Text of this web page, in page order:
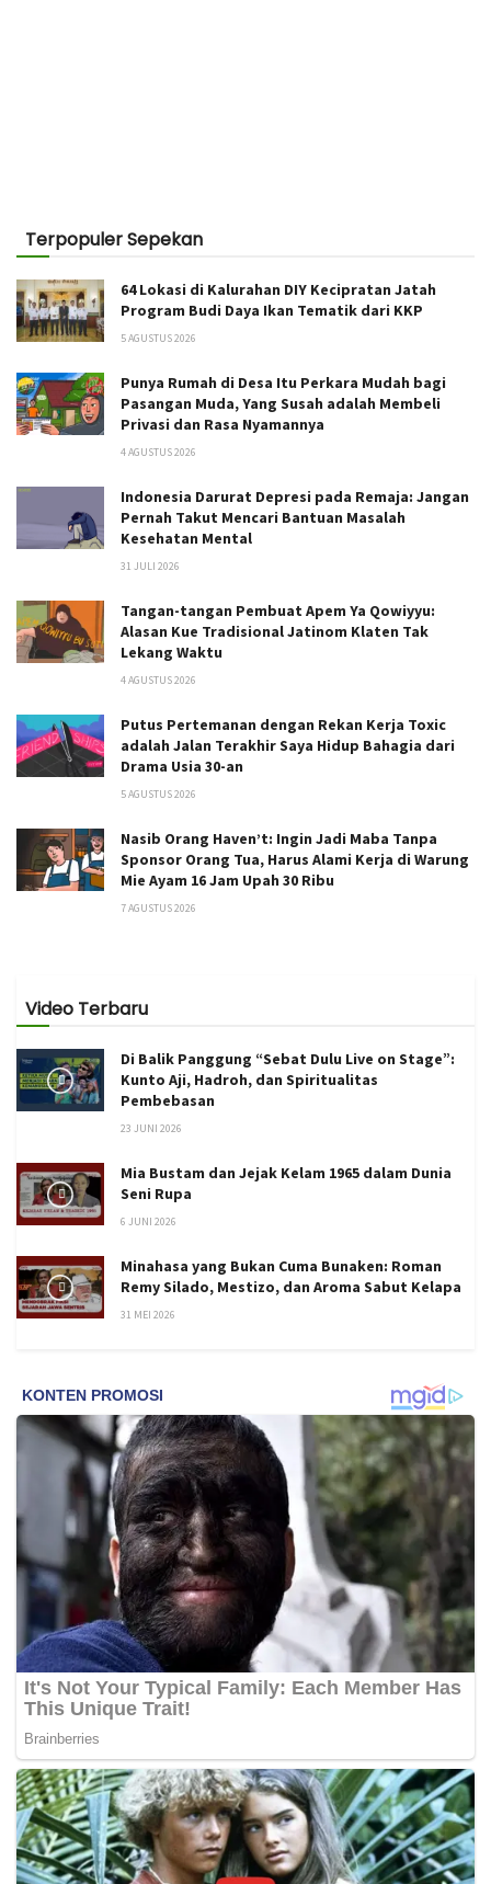
Terpopuler Sepekan
64 Lokasi di Kalurahan DIY Kecipratan Jatah
Program Budi Daya Ikan Tematik dari KKP
5 AGUSTUS 2026
Punya Rumah di Desa Itu Perkara Mudah bagi
Pasangan Muda, Yang Susah adalah Membeli
Privasi dan Rasa Nyamannya
4 AGUSTUS 2026
Indonesia Darurat Depresi pada Remaja: Jangan
Pernah Takut Mencari Bantuan Masalah
Kesehatan Mental
31 JULI 2026
Tangan-tangan Pembuat Apem Ya Qowiyyu:
Alasan Kue Tradisional Jatinom Klaten Tak
Lekang Waktu
4 AGUSTUS 2026
Putus Pertemanan dengan Rekan Kerja Toxic
adalah Jalan Terakhir Saya Hidup Bahagia dari
Drama Usia 30-an
5 AGUSTUS 2026
Nasib Orang Haven’t: Ingin Jadi Maba Tanpa
Sponsor Orang Tua, Harus Alami Kerja di Warung
Mie Ayam 16 Jam Upah 30 Ribu
7 AGUSTUS 2026
Video Terbaru
Di Balik Panggung “Sebat Dulu Live on Stage”:
Kunto Aji, Hadroh, dan Spiritualitas
Pembebasan
23 JUNI 2026
Mia Bustam dan Jejak Kelam 1965 dalam Dunia
Seni Rupa
6 JUNI 2026
Minahasa yang Bukan Cuma Bunaken: Roman
Remy Silado, Mestizo, dan Aroma Sabut Kelapa
31 MEI 2026